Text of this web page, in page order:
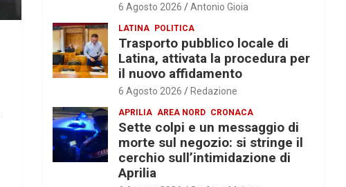
6 Agosto 2026 Antonio Gioia
LATINA POLITICA
Trasporto pubblico locale di
Latina, attivata la procedura per
il nuovo affidamento
6 Agosto 2026 Redazione
APRILIA AREA NORD CRONACA
Sette colpi e un messaggio di
morte sul negozio: si stringe il
cerchio sull’intimidazione di
Aprilia